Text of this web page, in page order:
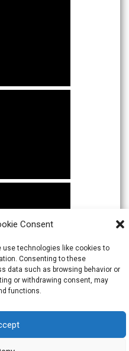
Consent
use technologies like cookies to
Consenting to these
data such as browsing behavior or
or withdrawing consent, may
functions.